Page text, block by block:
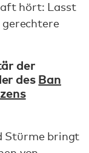
hört: Lasst
gerechtere
der
desBan
Stürme bringt